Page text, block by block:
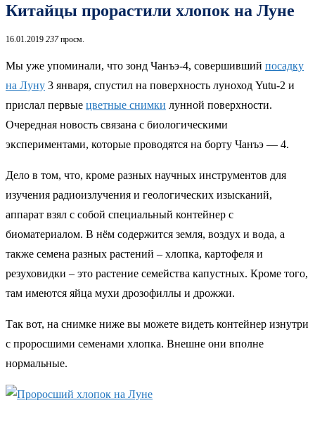
Китайцы прорастили хлопок на Луне
16.01.2019 237просм.
Мы уже упоминали, что зонд Чанъэ-4, совершивший посадку
на Луну 3 января, спустил на поверхность луноход Yutu-2 и
прислал первые цветные снимки лунной поверхности.
Очередная новость связана с биологическими
экспериментами, которые проводятся на борту Чанъэ — 4.
Дело в том, что, кроме разных научных инструментов для
изучения радиоизлучения и геологических изысканий,
аппарат взял с собой специальный контейнер с
биоматериалом. В нём содержится земля, воздух и вода, а
также семена разных растений – хлопка, картофеля и
резуховидки – это растение семейства капустных. Кроме того,
там имеются яйца мухи дрозофиллы и дрожжи.
Так вот, на снимке ниже вы можете видеть контейнер изнутри
с проросшими семенами хлопка. Внешне они вполне
нормальные.